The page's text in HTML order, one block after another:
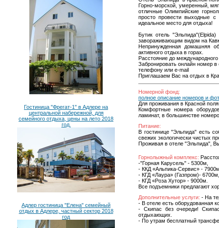
Гостиница "Фрегат-1" в Адлере на
центральной набережной, для
семейного отдыха, цены на лето 2018
год.
Адлер гостиница "Елена" семейный
отдых в Адлере, частный сектор 2018
год
Горно-морской, умеренный,
отличные Олимпийские
просто провести выходные
идеальное место для отдыха!
Бутик отель
завораживающим видом на
Непринужденная домашняя
активного отдыха в горах.
Расстояние до
Забронировать онлайн номер
телефону или e-mail
Приглашаем Вас на отдых в
Номерной фонд:
полное описание номеров и
Для проживания в Красной
Комфортные номера
ламинат, в большинстве
Питание:
В гостинице "Эльпида" есть
свежих экологически чистых
Проживая в отеле "Эльпида",
Горнолыжный комплекс:
-"Горная Карусель" - 5300м,
- ККД «Альпика-Сервис» -
- КГД «Лаура» (Газпром)- 6700м,
- КГД «Роза Хутор» - 9000м.
Все подъемники предлагают
Дополнительные услуги: - На
- В отеле есть оборудованная
- Скипас без очереди!
отдыхающих.
- По утрам бесплатный